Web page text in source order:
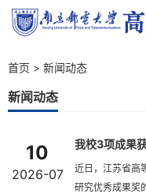
首页 > 新闻动态
新闻动态
10
2026-07
我校3项成果
近日，江苏省高
研究优秀成果奖